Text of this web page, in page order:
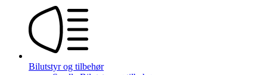
Bilutstyr og tilbehør